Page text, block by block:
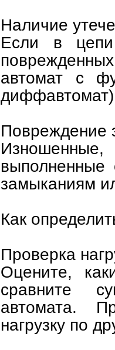
Наличие
Если в цепи
автомат с
диффавтомат)
Повреждение
выполненные
замыканиям
Как
Проверка
Оцените,
сравните
автомата.
нагрузку по